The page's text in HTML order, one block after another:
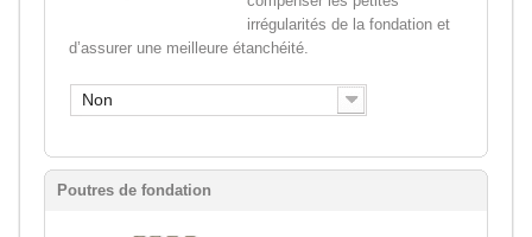
irrégularités de la fondation et
d’assurer une meilleure étanchéité.
Non
Poutres de fondation